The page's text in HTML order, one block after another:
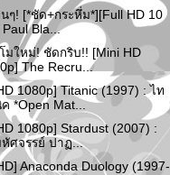
ๆ! [*ชัด+กระหึ่ม*][Full HD 10
Bla...
มใหม่! ชัดกริบ!! [Mini HD
The Recru...
1080p] Titanic (1997) : ไท
*Open Mat...
1080p] Stardust (2007) :
ศจรรย์ ปาฏ...
Anaconda Duology (1997-